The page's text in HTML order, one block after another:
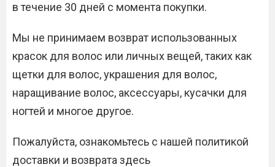
в течение 30 дней с момента покупки.
Мы не принимаем возврат использованных
красок для волос или личных вещей, таких как
щетки для волос, украшения для волос,
наращивание волос, аксессуары, кусачки для
ногтей и многое другое.
Пожалуйста, ознакомьтесь с нашей политикой
доставки и возврата здесь